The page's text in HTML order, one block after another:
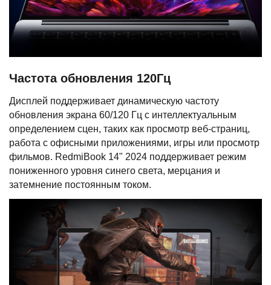
Частота обновления 120Гц
Дисплей поддерживает динамическую частоту
обновления экрана 60/120 Гц с интеллектуальным
определением сцен, таких как просмотр веб-страниц,
работа с офисными приложениями, игры или просмотр
фильмов. RedmiBook 14" 2024 поддерживает режим
пониженного уровня синего света, мерцания и
затемнение постоянным током.